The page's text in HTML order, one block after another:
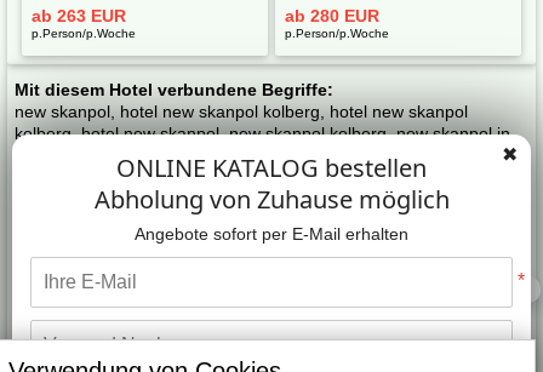
ab 263 EUR
p.Person/p.Woche
ab 280 EUR
p.Person/p.Woche
Mit diesem Hotel verbundene Begriffe:
new skanpol, hotel new skanpol kolberg, hotel new skanpol
kolberg, hotel new skanpol, new skanpol kolberg, new skanpol in
kolberg, hotel skanpol kolberg, hotel new skanpol kolberg polen,
hotel new skanpol kołobrzeg, hotel new skanpol polen, hotel new
skanpol in kolberg polen.
✔️ HUNDE ERLAUBT gegen gebühr
Wellnesshotel an der
Polnische Ostseeküste,Unsere TIPP für KURREISEN nach POLEN
✔️ BUSREISEN NACH KOLBERG - Haustürabholung möglich,✔️
KURURLAUB IN KOLBERG POLEN
ANREISE mit HAUSTÜRABHOLUNG möglich,ANGEBOT,✔️
✖
ONLINE KATALOG bestellen
Abholung von Zuhause möglich
Angebote sofort per E-Mail erhalten
*